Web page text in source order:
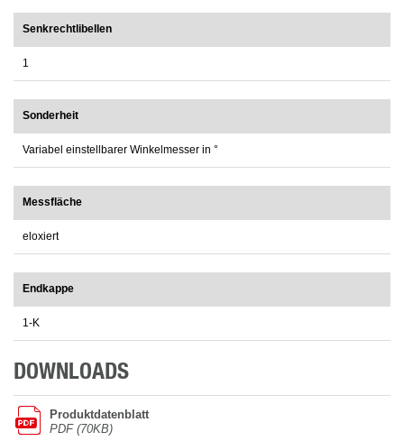
Senkrechtlibellen
1
Sonderheit
Variabel einstellbarer Winkelmesser in °
Messfläche
eloxiert
Endkappe
1-K
DOWNLOADS
Produktdatenblatt
PDF (70KB)